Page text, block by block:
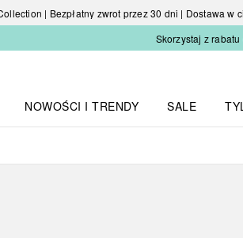
| Bezpłatny zwrot przez 30 dni | Dostawa
Skorzystaj z
NOWOŚCI I TRENDY
SALE